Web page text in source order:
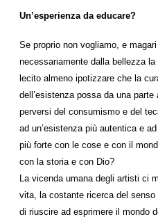
Un’esperienza da educare?
Se proprio non vogliamo, e
necessariamente dalla bellezza
lecito almeno ipotizzare che la
dell’esistenza possa da una
perversi del consumismo e del
ad un’esistenza più autentica e
più forte con le cose e con il
con la storia e con Dio?
La vicenda umana degli artisti ci
vita, la costante ricerca del
di riuscire ad esprimere il mondo